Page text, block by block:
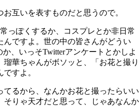
互いを表すものだと思うので。
っぽくするか、コスプレとか非日常
んですよ。世の中の皆さんがどうい
、いっそTwitterアンケートとかしよ
瑠華ちゃんがボソッと、「お花と撮り
すよ。
てるから、なんかお花と撮ったらいい
そりゃ天才だと思って、じゃあなんか